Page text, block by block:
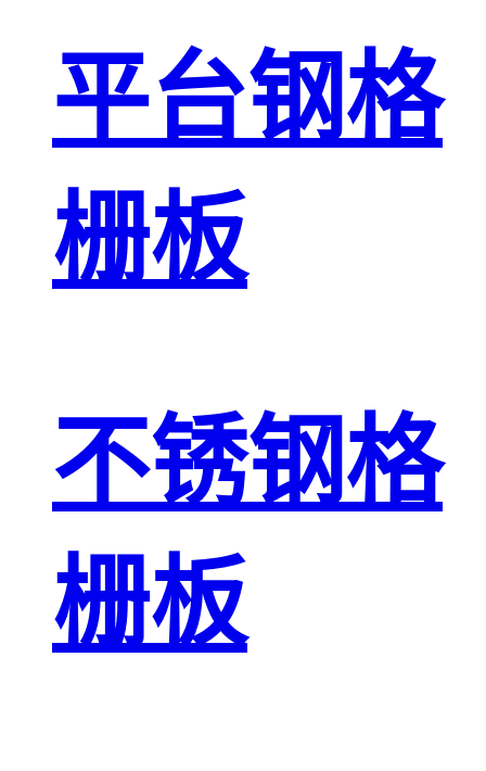
平台钢格
栅板
不锈钢格
栅板